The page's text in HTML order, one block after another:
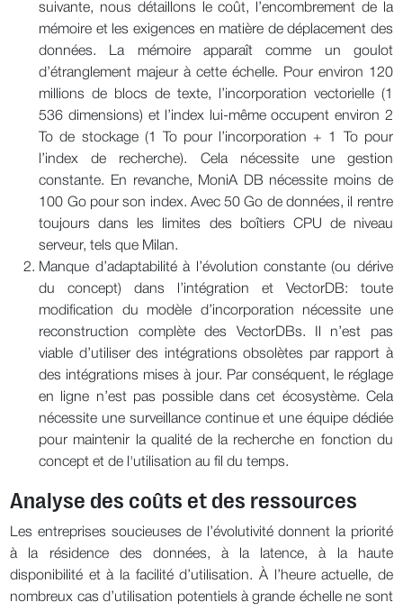
suivante, nous détaillons le coût, l’encombrement de la
mémoire et les exigences en matière de déplacement des
données. La mémoire apparaît comme un goulot
d’étranglement majeur à cette échelle. Pour environ 120
millions de blocs de texte, l’incorporation vectorielle (1
536 dimensions) et l’index lui-même occupent environ 2
To de stockage (1 To pour l’incorporation + 1 To pour
l’index de recherche). Cela nécessite une gestion
constante. En revanche, MoniA DB nécessite moins de
100 Go pour son index. Avec 50 Go de données, il rentre
toujours dans les limites des boîtiers CPU de niveau
serveur, tels que Milan.
Manque d’adaptabilité à l’évolution constante (ou dérive
du concept) dans l’intégration et VectorDB: toute
modification du modèle d’incorporation nécessite une
reconstruction complète des VectorDBs. Il n’est pas
viable d’utiliser des intégrations obsolètes par rapport à
des intégrations mises à jour. Par conséquent, le réglage
en ligne n’est pas possible dans cet écosystème. Cela
nécessite une surveillance continue et une équipe dédiée
pour maintenir la qualité de la recherche en fonction du
concept et de l'utilisation au fil du temps.
Analyse des coûts et des ressources
Les entreprises soucieuses de l’évolutivité donnent la priorité
à la résidence des données, à la latence, à la haute
disponibilité et à la facilité d’utilisation. À l’heure actuelle, de
nombreux cas d’utilisation potentiels à grande échelle ne sont